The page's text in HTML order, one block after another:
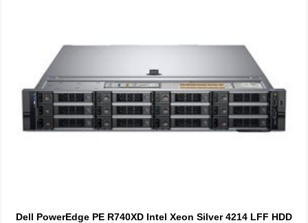
Dell PowerEdge PE R740XD Intel Xeon Silver 4214 LFF HDD